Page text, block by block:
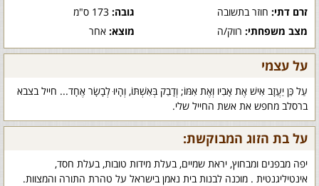
זרם דתי: חוזר בתשובה גובה:173 ס"מ
מצב משפחתי: רווק/ה מוצא:אחר
על עצמי
עַל כֵּן יַעֲזָב אִישׁ אֶת אָבִיו וְאֶת אִמּוֹ; וְדָבַק בְּאִשְׁתּוֹ, וְהָיוּ לְבָשָׂר אֶחָד... חייל בצבא
ברסלב מחפש את אשת החייל שלי.
על בת הזוג המבוקשת:
יפה מבפנים ומבחוץ, יראת שמיים, בעלת מידות טובות, בעלת חסד,
אינטיליגנטית . מוכנה לבנות בית נאמן בישראל על טהרת התורה והמצוות.